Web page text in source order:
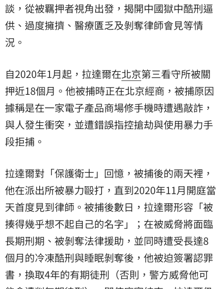
談，從被羈押者視角出發，揭開中國獄中酷刑逼
供、過度擁擠、醫療匱乏及剝奪律師會見等情
況。
自2020年1月起，拉達爾在北京第三看守所被關
押近18個月。他被捕時正在北京經商，被捕原因
據稱是在一家電子產品商場修手機時遭遇敲詐，
與人發生衝突，並遭錯誤指控搶劫與使用暴力手
段拒捕。
拉達爾對「保護衛士」回憶，被捕後的兩天裡，
他在派出所被暴力毆打，直到2020年11月開庭當
天首度見到律師。被捕後數日，拉達爾形容「被
揍得幾乎想不起自己的名字」；在被威脅將面臨
長期刑期、被剝奪法律援助，並同時遭受長達8
個月的冷凍酷刑與睡眠剝奪後，他被迫簽署認罪
書，換取4年的有期徒刑（否則，警方威脅他可